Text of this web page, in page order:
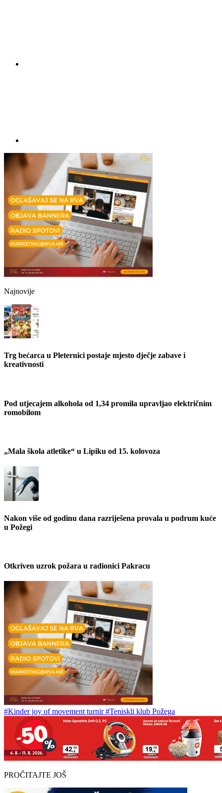
Najnovije
Trg bećarca u Pleternici postaje mjesto dječje zabave i
kreativnosti
Pod utjecajem alkohola od 1,34 promila upravljao električnim
romobilom
„Mala škola atletike“ u Lipiku od 15. kolovoza
Nakon više od godinu dana razriješena provala u podrum kuće
u Požegi
Otkriven uzrok požara u radionici Pakracu
#Kinder joy of movement turnir#Teniskli klub Požega
PROČITAJTE JOŠ